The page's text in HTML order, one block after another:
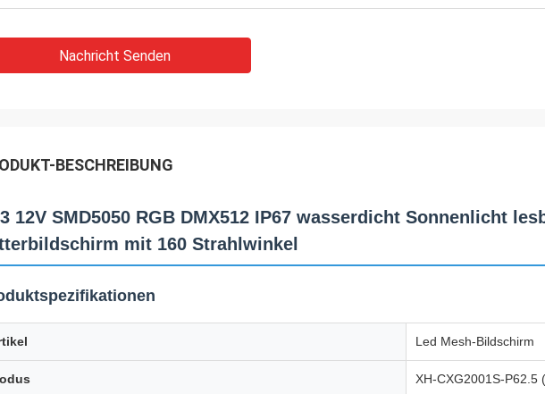
Nachricht Senden
BESCHREIBUNG
12V SMD5050 RGB DMX512 IP67 wasserdicht Sonnenlicht
mit 160 Strahlwinkel
Led Mesh-Bildschirm
XH-CXG2001S-P62.5